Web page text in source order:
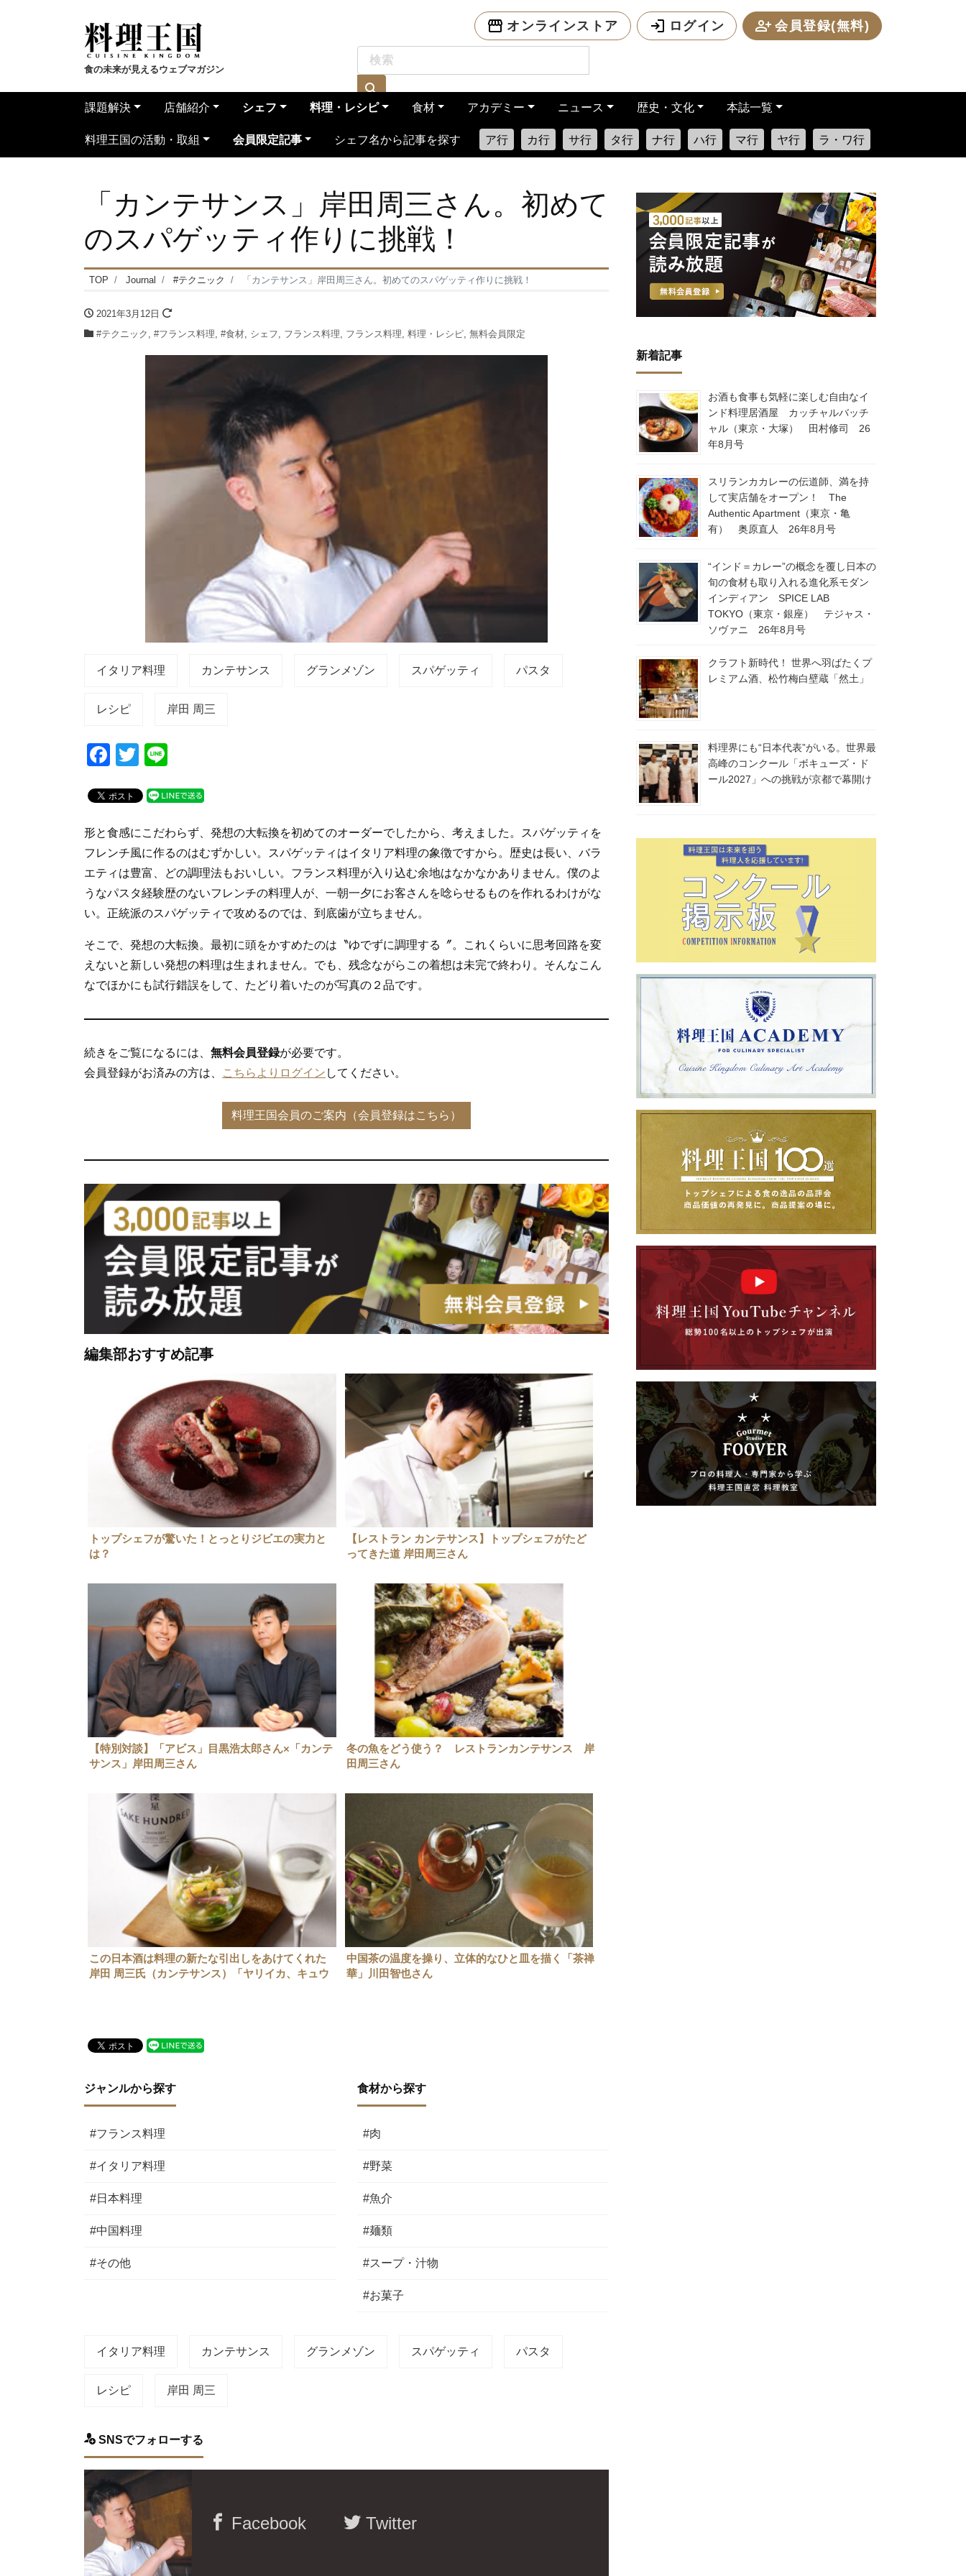
食の未来が見えるウェブマガジン
オンラインストア ログイン 会員登録(無料)
課題解決 店舗紹介 シェフ 料理・レシピ 食材 アカデミー ニュース 歴史・文化 本誌一覧
料理王国の活動・取組 会員限定記事 シェフ名から記事を探す ア行 カ行 サ行 タ行 ナ行 ハ行 マ行 ヤ行 ラ・ワ行
「カンテサンス」岸田周三さん。初めて
のスパゲッティ作りに挑戦！
TOP Journal #テクニック 「カンテサンス」岸田周三さん。初めてのスパゲッティ作りに挑戦！
2021年3月12日
#テクニック , #フランス料理, #食材, シェフ, フランス料理, フランス料理, 料理・レシピ, 無料会員限定
イタリア料理 カンテサンス グランメゾン スパゲッティ パスタ
レシピ 岸田 周三
F
c
e
b
o
o
k
T
tt
er
e
形と食感にこだわらず、発想の大転換を初めてのオーダーでしたから、考えました。スパゲッティを
フレンチ風に作るのはむずかしい。スパゲッティはイタリア料理の象徴ですから。歴史は長い、バラ
エティは豊富、どの調理法もおいしい。フランス料理が入り込む余地はなかなかありません。僕のよ
うなパスタ経験歴のないフレンチの料理人が、一朝一夕にお客さんを唸らせるものを作れるわけがな
い。正統派のスパゲッティで攻めるのでは、到底歯が立ちません。
そこで、発想の大転換。最初に頭をかすめたのは〝ゆでずに調理する〞。これくらいに思考回路を変
えないと新しい発想の料理は生まれません。でも、残念ながらこの着想は未完で終わり。そんなこん
なでほかにも試行錯誤をして、たどり着いたのが写真の２品です。
続きをご覧になるには、 無料会員登録が必要です。
会員登録がお済みの方は、
こちらよりログイン してください。
編集部おすすめ記事
トップシェフが驚いた！とっとりジビエの実力と
は？
【レストラン カンテサンス】トップシェフがたど
ってきた道 岸田周三さん
【特別対談】「アビス」目黒浩太郎さん×「カンテ
サンス」岸田周三さん
冬の魚をどう使う？ レストランカンテサンス 岸
田周三さん
この日本酒は料理の新たな引出しをあけてくれた
岸田 周三氏（カンテサンス）「ヤリイカ、キュウ
中国茶の温度を操り、立体的なひと皿を描く「茶禅
華」川田智也さん
ジャンルから探す
#フランス料理
#イタリア料理
#日本料理
#中国料理
#その他
食材から探す
#肉
#野菜
#魚介
#麺類
#スープ・汁物
#お菓子
イタリア料理 カンテサンス グランメゾン スパゲッティ パスタ
レシピ 岸田 周三
SNSでフォローする
Facebook Twitter
新着記事
お酒も食事も気軽に楽しむ自由なイ
ンド料理居酒屋 カッチャルバッチ
ャル（東京・大塚） 田村修司 26
年8月号
スリランカカレーの伝道師、満を持
して実店舗をオープン！ The
Authentic Apartment（東京・亀
有） 奥原直人 26年8月号
“インド＝カレー”の概念を覆し日本の
旬の食材も取り入れる進化系モダン
インディアン SPICE LAB
TOKYO（東京・銀座） テジャス・
ソヴァニ 26年8月号
クラフト新時代！ 世界へ羽ばたくプ
レミアム酒、松竹梅白壁蔵「然土」
料理界にも“日本代表”がいる。世界最
高峰のコンクール「ボキューズ・ド
ール2027」への挑戦が京都で幕開け